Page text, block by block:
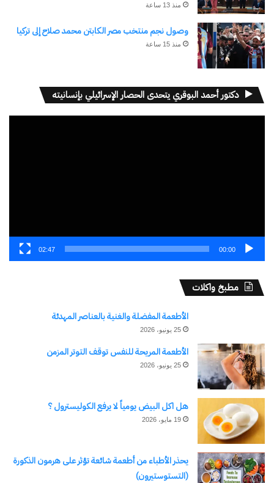
منذ 13 ساعة
وصول نجم منتخب مصر الكابتن محمد صلاح إلى تركيا
منذ 15 ساعة
دكتور أحمد البوقري يتحدى الحصار الإسرائيلي بإنسانيته
00:00
02:47
مطبخ واكلات
الأطعمة المفضلة والغنية بالعناصر المهدئة
25 يونيو، 2026
الأطعمة المريحة للنفس توقف التوتر المزمن
25 يونيو، 2026
هل اكل البيض يومياً لا يرفع الكوليسترول ؟
19 مايو، 2026
يحذر الأطباء من أطعمة شائعة تؤثر على هرمون الذكورة
(التستوستيرون)